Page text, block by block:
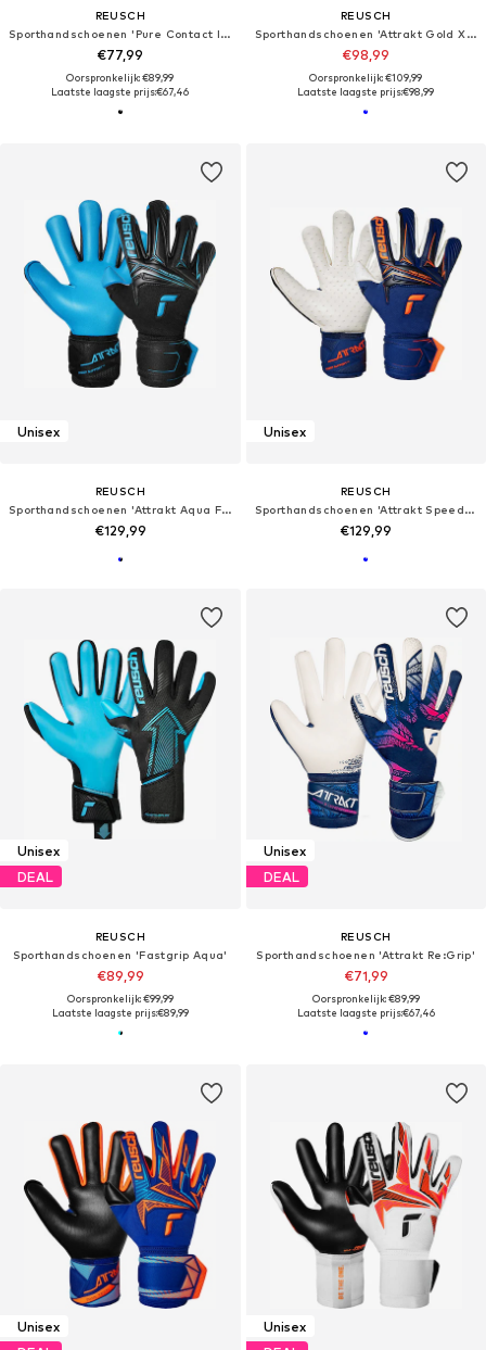
REUSCH
Sporthandschoenen 'Pure Contact Infinity'
€77,99
Oorspronkelijk: €89,99
Laatste laagste prijs:€67,46
REUSCH
Sporthandschoenen 'Attrakt Gold X Evolution'
€98,99
Oorspronkelijk: €109,99
Laatste laagste prijs:€98,99
Unisex
REUSCH
Sporthandschoenen 'Attrakt Aqua Finger Support'
€129,99
Unisex
REUSCH
Sporthandschoenen 'Attrakt SpeedBump Finger Support'
€129,99
Unisex
DEAL
REUSCH
Sporthandschoenen 'Fastgrip Aqua'
€89,99
Oorspronkelijk: €99,99
Laatste laagste prijs:€89,99
Unisex
DEAL
REUSCH
Sporthandschoenen 'Attrakt Re:Grip'
€71,99
Oorspronkelijk: €89,99
Laatste laagste prijs:€67,46
Unisex
Unisex